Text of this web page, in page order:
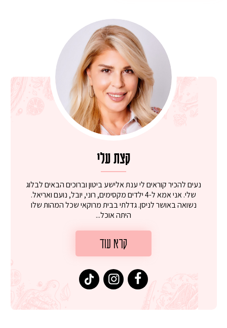
קצת עלי
נעים להכיר קוראים לי ענת אלישע ביטון וברוכים הבאים לבלוג
שלי. אני אמא ל-4 ילדים מקסימים, רוני, יובל, נועם ואריאל.
נשואה באושר לניסן. גדלתי בבית מרוקאי שכל המהות שלו
היתה אוכל...
קרא עוד